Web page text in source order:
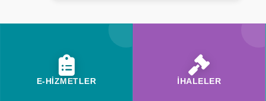
E-HİZMETLER İHALELER